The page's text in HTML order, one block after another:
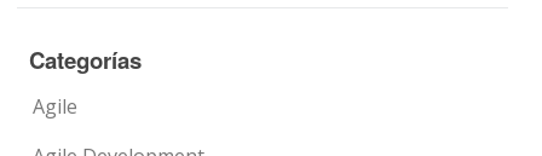
Categorías
Agile